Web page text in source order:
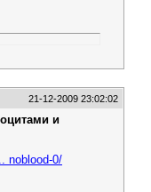
21-12-2009 23:02:02
и
noblood-0/